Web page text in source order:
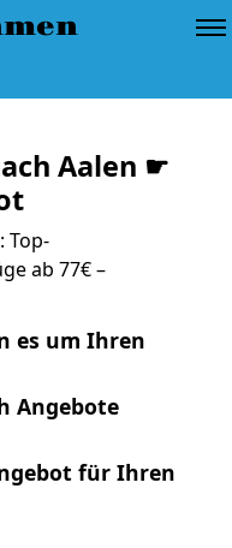
Aalen ☛
Top-
ab 77€ –
es um Ihren
Angebote
für Ihren